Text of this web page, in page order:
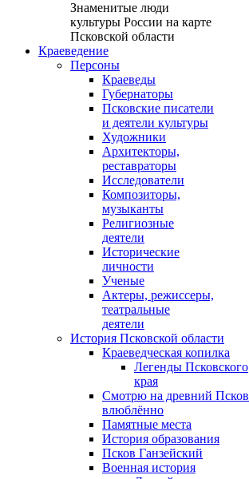
Знаменитые люди
культуры России на карте
Псковской области
Краеведение
Персоны
Краеведы
Губернаторы
Псковские писатели
и деятели культуры
Художники
Архитекторы,
реставраторы
Исследователи
Композиторы,
музыканты
Религиозные
деятели
Исторические
личности
Ученые
Актеры, режиссеры,
театральные
деятели
История Псковской области
Краеведческая копилка
Легенды Псковского
края
Смотрю на древний Псков
влюблённо
Памятные места
История образования
Псков Ганзейский
Военная история